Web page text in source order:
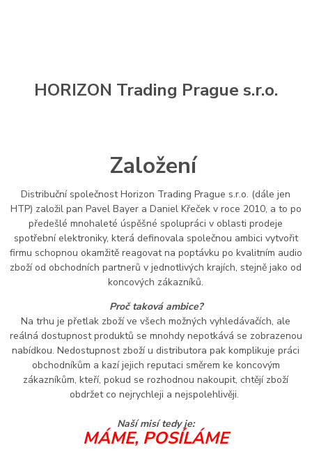
HORIZON Trading Prague s.r.o.
Založení
Distribuční společnost Horizon Trading Prague s.r.o. (dále jen
HTP) založil pan Pavel Bayer a Daniel Křeček v roce 2010, a to po
předešlé mnohaleté úspěšné spolupráci v oblasti prodeje
spotřební elektroniky, která definovala společnou ambici vytvořit
firmu schopnou okamžitě reagovat na poptávku po kvalitním audio
zboží od obchodních partnerů v jednotlivých krajích, stejně jako od
koncových zákazníků.
Proč taková ambice?
Na trhu je přetlak zboží ve všech možných vyhledávačích, ale
reálná dostupnost produktů se mnohdy nepotkává se zobrazenou
nabídkou. Nedostupnost zboží u distributora pak komplikuje práci
obchodníkům a kazí jejich reputaci směrem ke koncovým
zákazníkům, kteří, pokud se rozhodnou nakoupit, chtějí zboží
obdržet co nejrychleji a nejspolehlivěji.
Naší misí tedy je:
MÁME, POSÍLÁME